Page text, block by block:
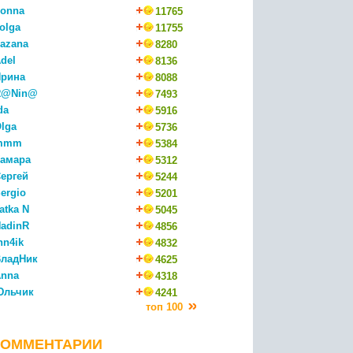
11765
11755
8280
8136
8088
7493
5916
5736
5384
5312
5244
5201
N
5045
4856
4832
4625
4318
4241
топ 100